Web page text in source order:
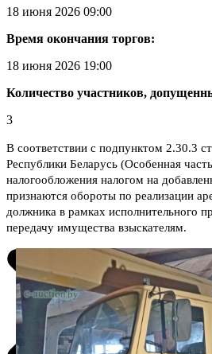
18 июня 2026 09:00
Время окончания торгов:
18 июня 2026 19:00
Количество участников,
3
В соответствии с подпунктом 2.30.3
Республики Беларусь (Особенная
налогообложения налогом на
признаются обороты по реализации
должника в рамках исполнительного
передачу имущества взыскателям.